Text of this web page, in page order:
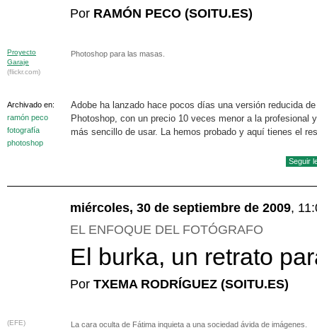
Por RAMÓN PECO (SOITU.ES)
Proyecto
Garaje
(flickr.com)
Photoshop para las masas.
Archivado en:
ramón peco
fotografía
photoshop
Adobe ha lanzado hace pocos días una versión reducida de
Photoshop, con un precio 10 veces menor a la profesional
más sencillo de usar. La hemos probado y aquí tienes el
Seguir
miércoles, 30 de septiembre de 2009,
EL ENFOQUE DEL FOTÓGRAFO
El burka, un retrato
Por TXEMA RODRÍGUEZ (SOITU.ES)
(EFE) La cara oculta de Fátima inquieta a una sociedad ávida de imágenes.